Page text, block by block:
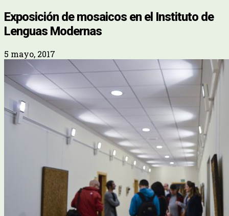
Exposición de mosaicos en el Instituto de
Lenguas Modernas
5 mayo, 2017